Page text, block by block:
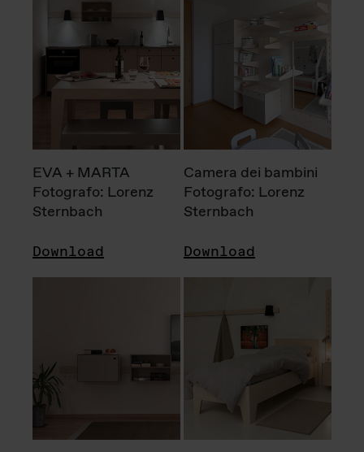
EVA + MARTA
Fotografo: Lorenz
Sternbach
Download
Camera dei bambini
Fotografo: Lorenz
Sternbach
Download